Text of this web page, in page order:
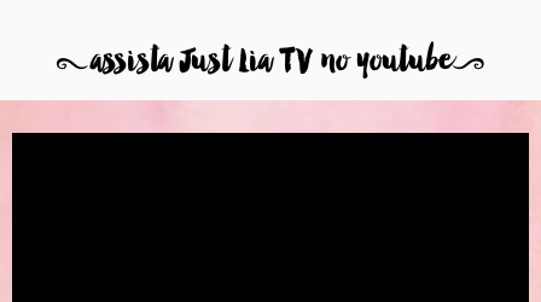
8assista Just Lia TV no youtube9